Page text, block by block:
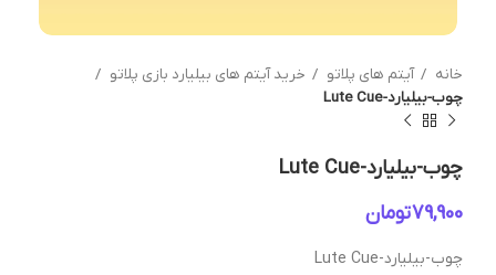
خانه آیتم های پلاتو
خرید آیتم های بیلیارد بازی پلاتو
چوب-بیلیارد-Lute Cue
چوب-بیلیارد-Lute Cue
تومان
چوب-بیلیارد-Lute Cue